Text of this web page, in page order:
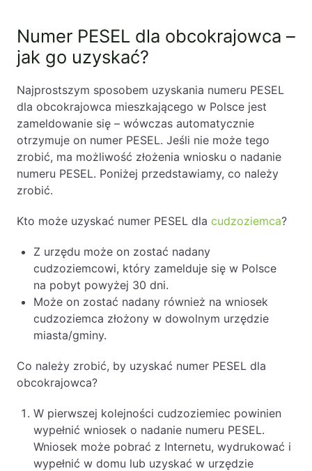
Numer PESEL dla obcokrajowca –
jak go uzyskać?
Najprostszym sposobem uzyskania numeru PESEL
dla obcokrajowca mieszkającego w Polsce jest
zameldowanie się – wówczas automatycznie
otrzymuje on numer PESEL. Jeśli nie może tego
zrobić, ma możliwość złożenia wniosku o nadanie
numeru PESEL. Poniżej przedstawiamy, co należy
zrobić.
Kto może uzyskać numer PESEL dla cudzoziemca?
Z urzędu może on zostać nadany
cudzoziemcowi, który zamelduje się w Polsce
na pobyt powyżej 30 dni.
Może on zostać nadany również na wniosek
cudzoziemca złożony w dowolnym urzędzie
miasta/gminy.
Co należy zrobić, by uzyskać numer PESEL dla
obcokrajowca?
W pierwszej kolejności cudzoziemiec powinien
wypełnić wniosek o nadanie numeru PESEL.
Wniosek może pobrać z Internetu, wydrukować i
wypełnić w domu lub uzyskać w urzędzie